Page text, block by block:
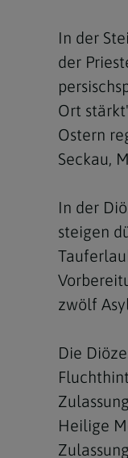
In der
der
Ort
Ostern
Seckau,
In der
steigen
zwölf
Die
Heilige